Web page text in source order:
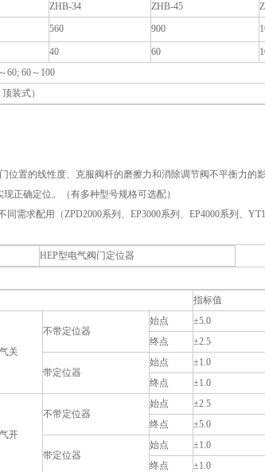
ZHB-34
ZHB-45
560 900
40 60
60; 60～100
装式）
置的线性度、克服阀杆的磨擦力和消除调节阀不平衡力的
正确定位。（有多种型号规格可选配）
需求配用（ZPD2000系列、EP3000系列、EP4000系列、
HEP型电气阀门定位器
指标值
气关
不带定位器
始点
±5.0
终点 ±2.5
带定位器
始点
±1.0
终点
±1.0
气开
不带定位器
始点
±2.5
终点
±5.0
带定位器
始点
±1.0
终点
±1.0